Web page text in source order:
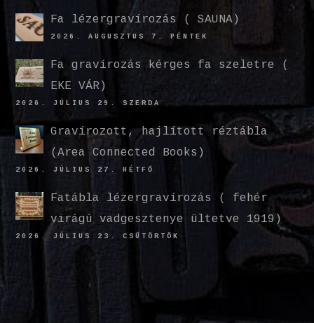
Fa lézergravírozás ( SAUNA)
2026. AUGUSZTUS 7. PÉNTEK
Fa gravírozás kérges fa szeletre (
EKE VÁR)
2026. JÚLIUS 29. SZERDA
Gravírozott, hajlított réztábla
(Area Connected Books)
2026. JÚLIUS 27. HÉTFŐ
Fatábla lézergravírozás ( fehér
virágú vadgesztenye ültetve 1919)
2026. JÚLIUS 23. CSÜTÖRTÖK